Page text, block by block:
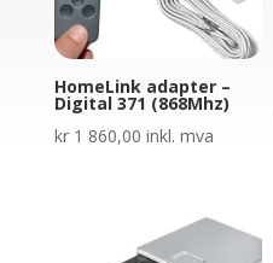
HomeLink adapter –
Digital 371 (868Mhz)
kr1 860,00 inkl. mva